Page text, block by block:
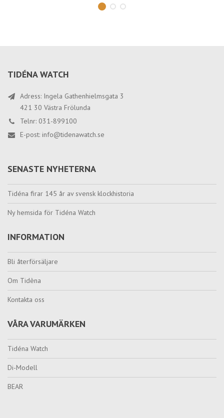
TIDÉNA WATCH
Adress: Ingela Gathenhielmsgata 3
421 30 Västra Frölunda
Telnr: 031-899100
E-post: info@tidenawatch.se
SENASTE NYHETERNA
Tidéna firar 145 år av svensk klockhistoria
Ny hemsida för Tidéna Watch
INFORMATION
Bli återförsäljare
Om Tidèna
Kontakta oss
VÅRA VARUMÄRKEN
Tidéna Watch
Di-Modell
BEAR